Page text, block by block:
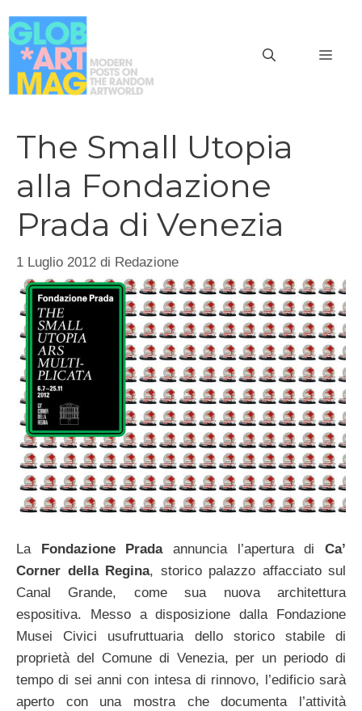
al
contenuto
The Small Utopia
alla Fondazione
Prada di Venezia
1 Luglio 2012 di Redazione
La Fondazione Pradaannuncia l’apertura di Ca’
Corner della Regina, storico palazzo affacciato sul
Canal Grande, come sua nuova architettura
espositiva. Messo a disposizione dalla Fondazione
Musei Civici usufruttuaria dello storico stabile di
proprietà del Comune di Venezia, per un periodo di
tempo di sei anni con intesa di rinnovo, l’edificio sarà
aperto con una mostra che documenta l’attività